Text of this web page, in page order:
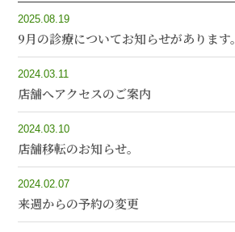
2025.08.19
9月の診療についてお知らせがあります。
2024.03.11
店舗へアクセスのご案内
2024.03.10
店舗移転のお知らせ。
2024.02.07
来週からの予約の変更